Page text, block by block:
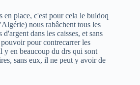
en place, c'est pour cela le buldoq
nous rabâchent tous les
dans les caisses, et sans
pour contrecarrer les
y en beaucoup du drs qui sont
sans eux, il ne peut y avoir de